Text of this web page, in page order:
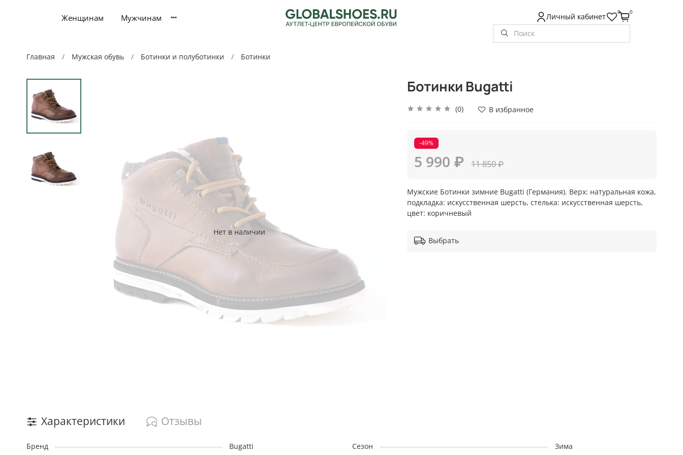
Женщинам Мужчинам Личный кабинет 0 0
Главная Мужская обувь Ботинки и полуботинки Ботинки
Нет в наличии
Ботинки Bugatti
(0) В избранное
-49%
5 990 ₽ 11 850 ₽
Мужские Ботинки зимние Bugatti (Германия). Верх: натуральная кожа,
подкладка: искусственная шерсть, стелька: искусственная шерсть,
цвет: коричневый
Выбрать
Характеристики Отзывы
Бренд Bugatti Сезон Зима